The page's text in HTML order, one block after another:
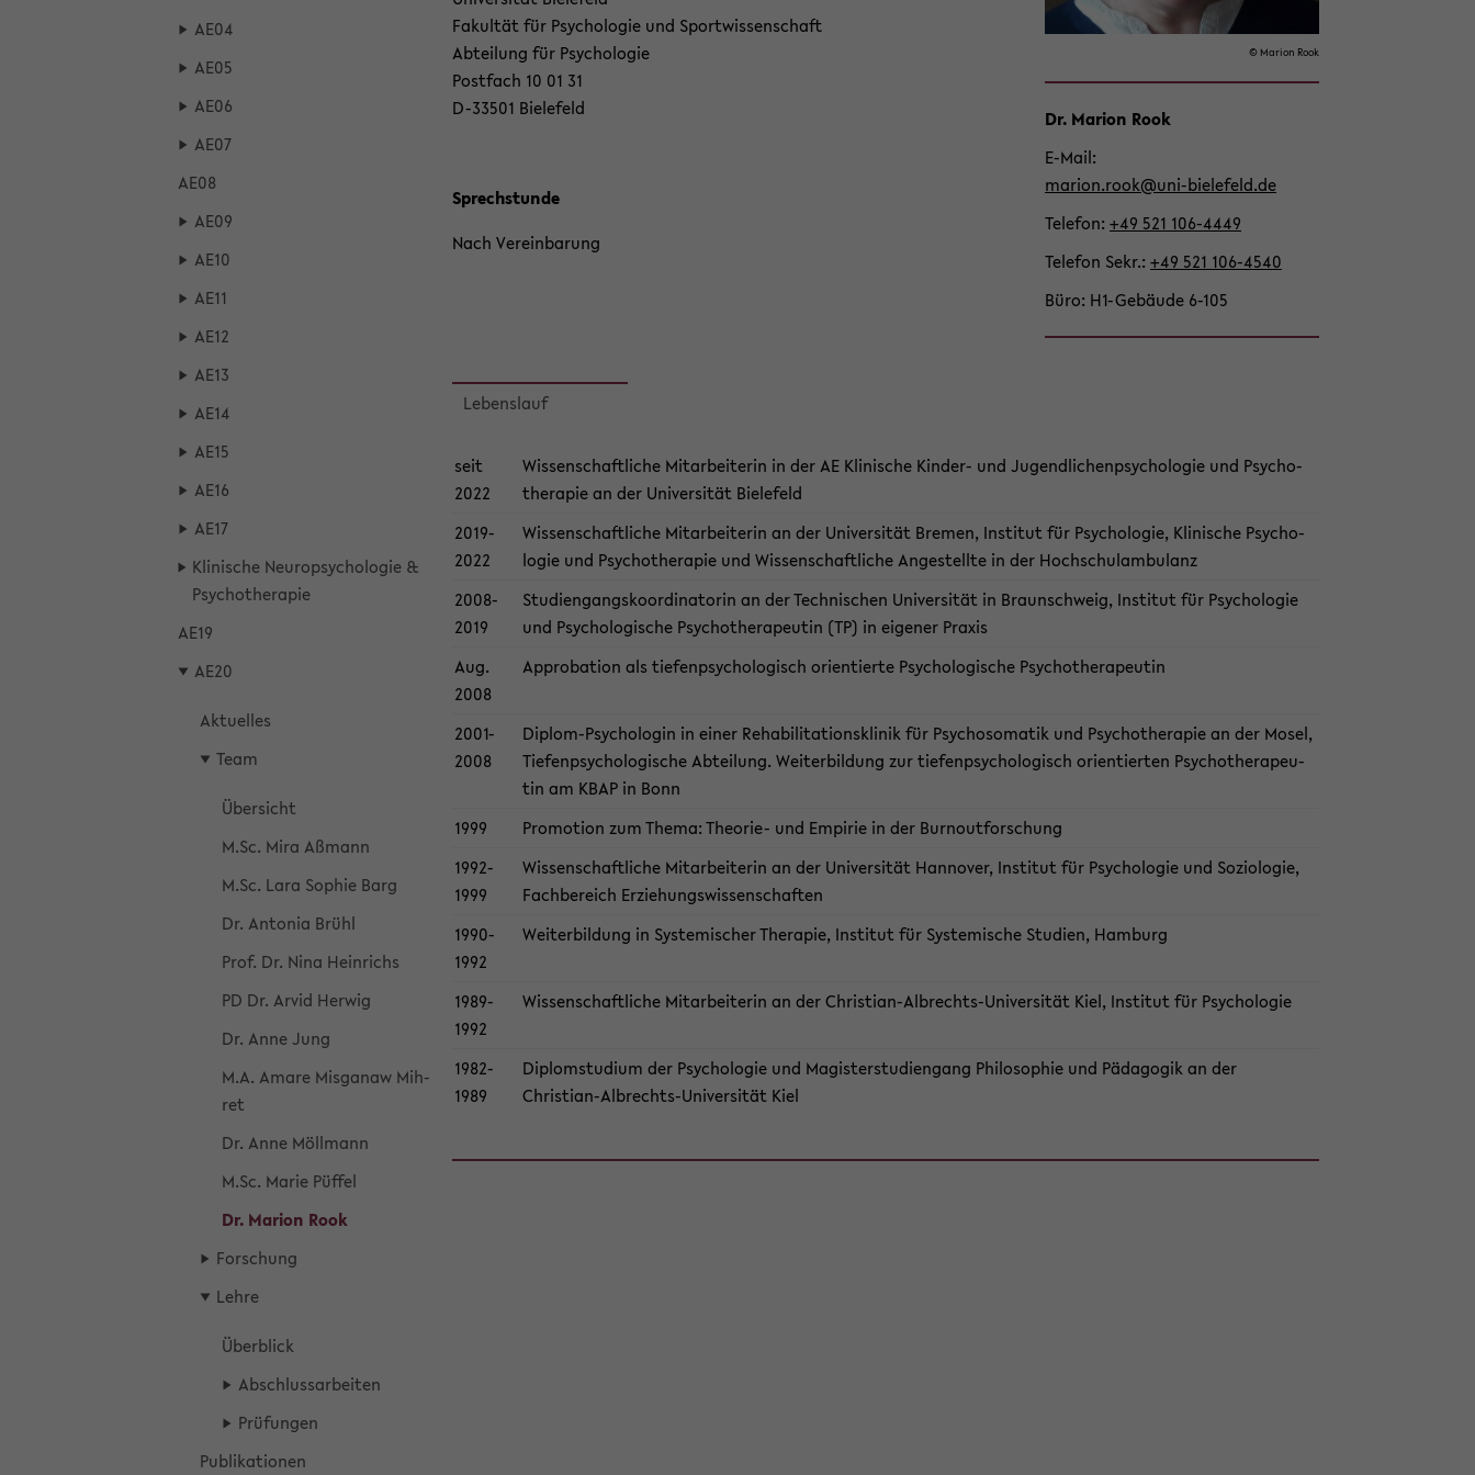
AE04
AE05
AE06
AE07
AE08
AE09
AE10
AE11
AE12
AE13
AE14
AE15
AE16
AE17
Kli­ni­sche Neu­ro­psy­cho­lo­gie &
Psy­cho­the­ra­pie
AE19
AE20
Ak­tu­el­les
Team
Über­sicht
M.Sc. Mira Aß­mann
M.Sc. Lara So­phie Barg
Dr. An­to­nia Brühl
Prof. Dr. Nina Hein­richs
PD Dr. Arvid Her­wig
Dr. Anne Jung
M.A. Amare Mis­ga­naw Mih­
ret
Dr. Anne Möll­mann
M.Sc. Marie Püf­fel
Dr. Ma­ri­on Rook
For­schung
Lehre
Über­blick
Ab­schluss­ar­bei­ten
Prü­fun­gen
Pu­bli­ka­tio­nen
on
wech­
© Ma­ri­on Rook
Dr. Ma­ri­on Rook
E-​Mail
ma­ri­on.rook@uni-​bielefeld.de
Te­le­fon +49 521 106-​4449
Te­le­fon Sekr. +49 521 106-​4540
Büro H1-​Gebäude 6-105
Fa­kul­tät für Psy­cho­lo­gie und Sport­wis­sen­schaft
Ab­tei­lung für Psy­cho­lo­gie
Post­fach 10 01 31
D-​33501 Bie­le­feld
Sprech­stun­de
Nach Ver­ein­ba­rung
Le­bens­lauf
seit
2022
Wis­sen­schaft­li­che Mit­ar­bei­te­rin in der AE Kli­ni­sche Kinder-​ und Ju­gend­li­chen­psy­cho­lo­gie und Psy­cho­
the­ra­pie an der Uni­ver­si­tät Bie­le­feld
2019-​
2022
Wis­sen­schaft­li­che Mit­ar­bei­te­rin an der Uni­ver­si­tät Bre­men, In­sti­tut für Psy­cho­lo­gie, Kli­ni­sche Psy­cho­
lo­gie und Psy­cho­the­ra­pie und Wis­sen­schaft­li­che An­ge­stell­te in der Hoch­schul­am­bu­lanz
2008-​
2019
Stu­di­en­gangs­ko­or­di­na­to­rin an der Tech­ni­schen Uni­ver­si­tät in Braun­schweig, In­sti­tut für Psy­cho­lo­gie
und Psy­cho­lo­gi­sche Psy­cho­the­ra­peu­tin (TP) in ei­ge­ner Pra­xis
Aug.
2008
Ap­pro­ba­ti­on als tie­fen­psy­cho­lo­gisch ori­en­tier­te Psy­cho­lo­gi­sche Psy­cho­the­ra­peu­tin
2001-​
2008
Diplom-​Psychologin in einer Re­ha­bi­li­ta­ti­ons­kli­nik für Psy­cho­so­ma­tik und Psy­cho­the­ra­pie an der Mosel,
Tie­fen­psy­cho­lo­gi­sche Ab­tei­lung. Wei­ter­bil­dung zur tie­fen­psy­cho­lo­gisch ori­en­tier­ten Psy­cho­the­ra­peu­
tin am KBAP in Bonn
1999
Pro­mo­ti­on zum Thema: Theorie-​ und Em­pi­rie in der Bur­n­out­for­schung
1992-​
1999
Wis­sen­schaft­li­che Mit­ar­bei­te­rin an der Uni­ver­si­tät Han­no­ver, In­sti­tut für Psy­cho­lo­gie und So­zio­lo­gie,
Fach­be­reich Er­zie­hungs­wis­sen­schaf­ten
1990-​
1992
Wei­ter­bil­dung in Sys­te­mi­scher The­ra­pie, In­sti­tut für Sys­te­mi­sche Stu­di­en, Ham­burg
1989-​
1992
Wis­sen­schaft­li­che Mit­ar­bei­te­rin an der Christian-​Albrechts-Universität Kiel, In­sti­tut für Psy­cho­lo­gie
1982-​
1989
Di­plom­stu­di­um der Psy­cho­lo­gie und Ma­gis­ter­stu­di­en­gang Phi­lo­so­phie und Päd­ago­gik an der
Christian-​Albrechts-Universität Kiel